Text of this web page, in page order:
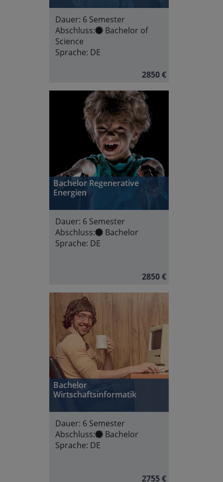
Dauer: 6 Semester
Abschluss:
Bachelor of
Science
Sprache: DE
2850 €
Bachelor Regenerative
Energien
Dauer: 6 Semester
Abschluss:
Bachelor
Sprache: DE
2850 €
Bachelor
Wirtschaftsinformatik
Dauer: 6 Semester
Abschluss:
Bachelor
Sprache: DE
2755 €